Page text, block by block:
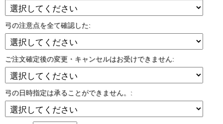
弓の注意点を全て確認した:
ご注文確定後の変更・キャンセルはお受けできません:
弓の日時指定は承ることができません。: